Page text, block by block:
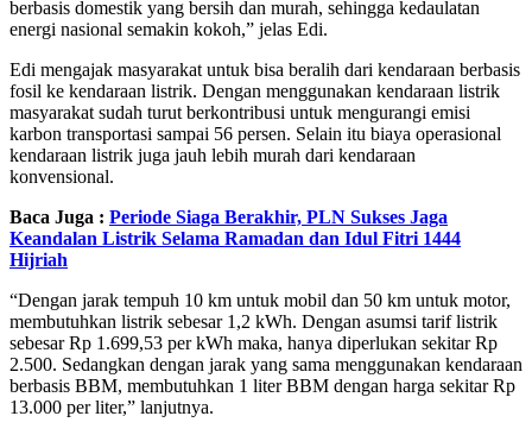
berbasis domestik yang bersih dan murah, sehingga kedaulatan
energi nasional semakin kokoh,” jelas Edi.
Edi mengajak masyarakat untuk bisa beralih dari kendaraan berbasis
fosil ke kendaraan listrik. Dengan menggunakan kendaraan listrik
masyarakat sudah turut berkontribusi untuk mengurangi emisi
karbon transportasi sampai 56 persen. Selain itu biaya operasional
kendaraan listrik juga jauh lebih murah dari kendaraan
konvensional.
Baca Juga : Periode Siaga Berakhir, PLN Sukses Jaga
Keandalan Listrik Selama Ramadan dan Idul Fitri 1444
Hijriah
“Dengan jarak tempuh 10 km untuk mobil dan 50 km untuk motor,
membutuhkan listrik sebesar 1,2 kWh. Dengan asumsi tarif listrik
sebesar Rp 1.699,53 per kWh maka, hanya diperlukan sekitar Rp
2.500. Sedangkan dengan jarak yang sama menggunakan kendaraan
berbasis BBM, membutuhkan 1 liter BBM dengan harga sekitar Rp
13.000 per liter,” lanjutnya.